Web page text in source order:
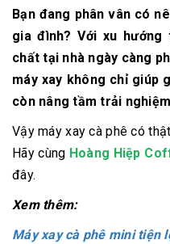
Bạn đang phân vân có
gia đình? Với xu
chất tại nhà ngày càng
máy xay không chỉ giúp
còn nâng tầm trải
Vậy máy xay cà phê có
Hãy cùng Hoàng Hiệp
đây.
Xem thêm:
Máy xay cà phê mini tiện